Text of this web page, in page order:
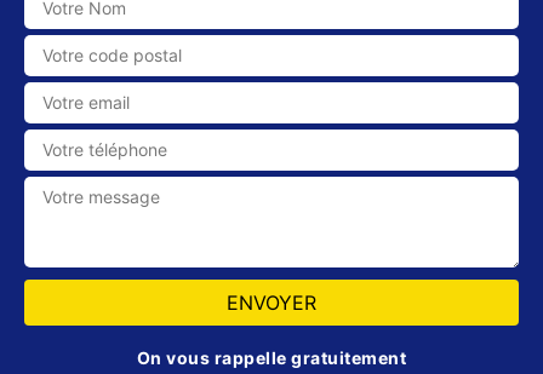
On vous rappelle gratuitement